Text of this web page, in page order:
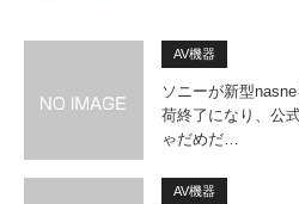
AV機器
ソニーが新型
荷終了になり、公
ゃだめだ…
AV機器